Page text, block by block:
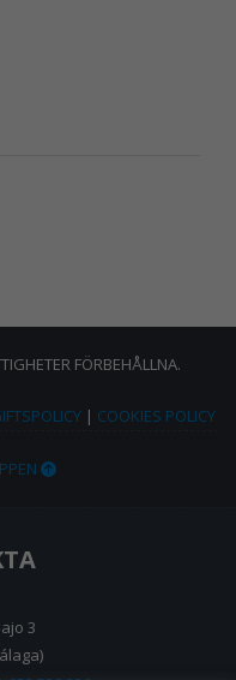
FÖRBEHÅLLNA.
| COOKIES POLICY
3